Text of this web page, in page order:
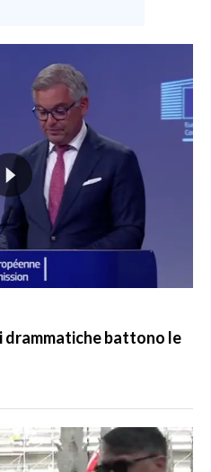
drammatiche battono le